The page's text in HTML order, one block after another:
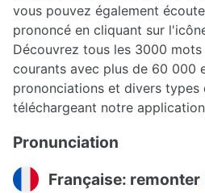
vous pouvez également
prononcé en cliquant sur
Découvrez tous les 3000
courants avec plus de 60 000
prononciations et divers types
téléchargeant notre
Pronunciation
Française: remonter